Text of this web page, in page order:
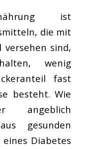
ist
die mit
versehen sind,
wenig
fast
besteht. Wie
angeblich
gesunden
Diabetes